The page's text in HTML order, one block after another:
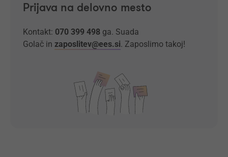
Prijava na delovno mesto
Kontakt: 070 399 498 ga. Suada
Golač in zaposlitev@ees.si. Zaposlimo takoj!